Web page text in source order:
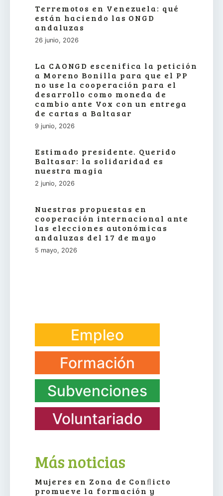
Terremotos en Venezuela: qué
están haciendo las ONGD
andaluzas
26 junio, 2026
La CAONGD escenifica la petición
a Moreno Bonilla para que el PP
no use la cooperación para el
desarrollo como moneda de
cambio ante Vox con un entrega
de cartas a Baltasar
9 junio, 2026
Estimado presidente. Querido
Baltasar: la solidaridad es
nuestra magia
2 junio, 2026
Nuestras propuestas en
cooperación internacional ante
las elecciones autonómicas
andaluzas del 17 de mayo
5 mayo, 2026
Empleo
Formación
Subvenciones
Voluntariado
Más noticias
Mujeres en Zona de Conﬂicto
promueve la formación y